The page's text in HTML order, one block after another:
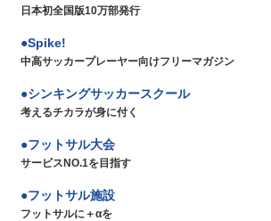
日本初全国版10万部発行
Spike!
中高サッカープレーヤー向けフリーマガジン
シンキングサッカースクール
考えるチカラが身に付く
フットサル大会
サービスNO.1を目指す
フットサル施設
フットサルに＋αを